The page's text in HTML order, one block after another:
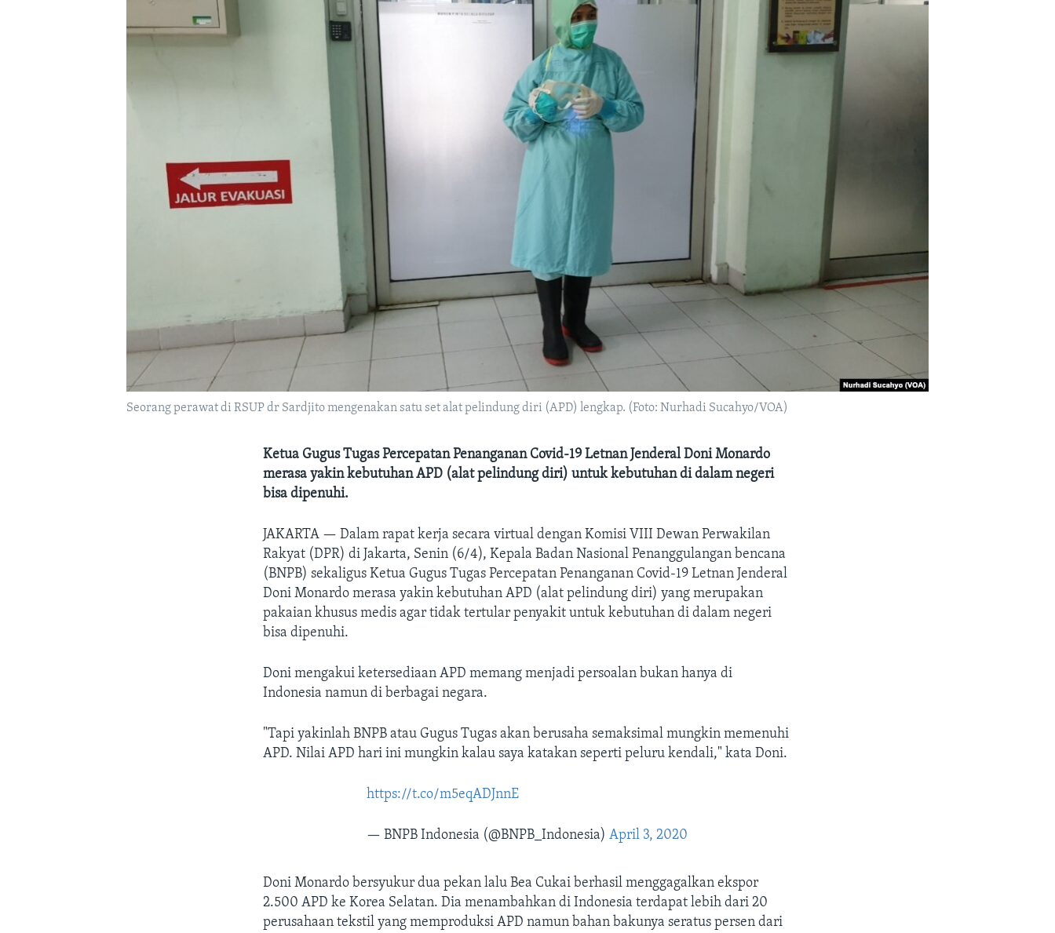
Seorang perawat di RSUP dr Sardjito mengenakan satu set alat pelindung diri (APD) lengkap. (Foto: Nurhadi Sucahyo/VOA)
Ketua Gugus Tugas Percepatan Penanganan Covid-19 Letnan Jenderal Doni Monardo
merasa yakin kebutuhan APD (alat pelindung diri) untuk kebutuhan di dalam negeri
bisa dipenuhi.
JAKARTA —Dalam rapat kerja secara virtual dengan Komisi VIII Dewan Perwakilan
Rakyat (DPR) di Jakarta, Senin (6/4), Kepala Badan Nasional Penanggulangan bencana
(BNPB) sekaligus Ketua Gugus Tugas Percepatan Penanganan Covid-19 Letnan Jenderal
Doni Monardo merasa yakin kebutuhan APD (alat pelindung diri) yang merupakan
pakaian khusus medis agar tidak tertular penyakit untuk kebutuhan di dalam negeri
bisa dipenuhi.
Doni mengakui ketersediaan APD memang menjadi persoalan bukan hanya di
Indonesia namun di berbagai negara.
"Tapi yakinlah BNPB atau Gugus Tugas akan berusaha semaksimal mungkin memenuhi
APD. Nilai APD hari ini mungkin kalau saya katakan seperti peluru kendali," kata Doni.
https://t.co/m5eqADJnnE
— BNPB Indonesia (@BNPB_Indonesia)April 3, 2020
Doni Monardo bersyukur dua pekan lalu Bea Cukai berhasil menggagalkan ekspor
2.500 APD ke Korea Selatan. Dia menambahkan di Indonesia terdapat lebih dari 20
perusahaan tekstil yang memproduksi APD namun bahan bakunya seratus persen dari